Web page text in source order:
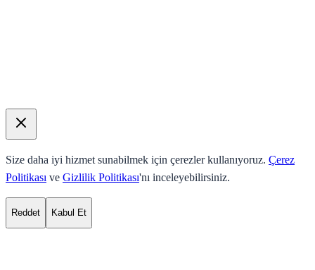
Size daha iyi hizmet sunabilmek için çerezler kullanıyoruz. Çerez
Politikası ve Gizlilik Politikası'nı inceleyebilirsiniz.
Reddet Kabul Et